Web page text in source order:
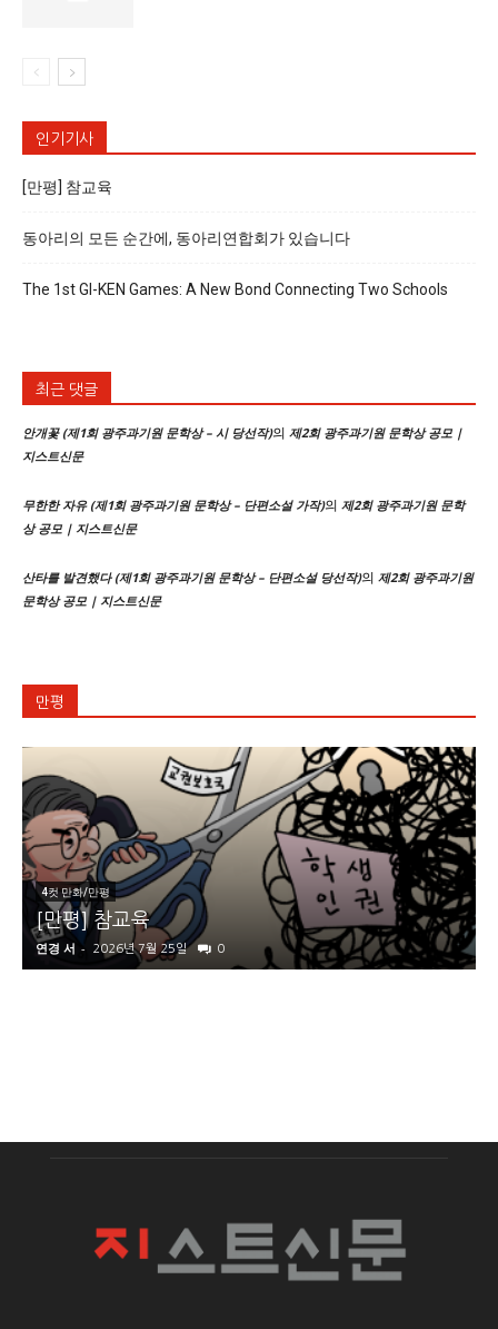
인기기사
[만평] 참교육
동아리의 모든 순간에, 동아리연합회가 있습니다
The 1st GI-KEN Games: A New Bond Connecting Two Schools
최근 댓글
안개꽃 (제1회 광주과기원 문학상 – 시 당선작)의 제2회 광주과기원 문학상 공모 |
지스트신문
무한한 자유 (제1회 광주과기원 문학상 – 단편소설 가작)의 제2회 광주과기원 문학
상 공모 | 지스트신문
산타를 발견했다 (제1회 광주과기원 문학상 – 단편소설 당선작)의 제2회 광주과기원
문학상 공모 | 지스트신문
만평
4컷 만화/만평
[만평] 참교육
연경 서 - 2026년 7월 25일 0